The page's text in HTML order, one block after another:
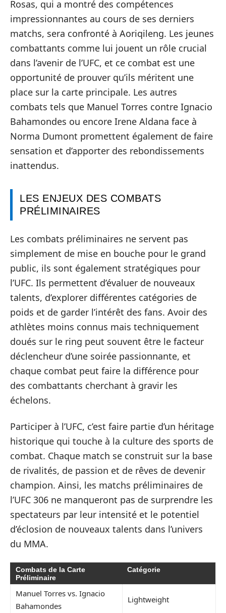
Rosas, qui a montré des compétences
impressionnantes au cours de ses derniers
matchs, sera confronté à Aoriqileng. Les jeunes
combattants comme lui jouent un rôle crucial
dans l’avenir de l’UFC, et ce combat est une
opportunité de prouver qu’ils méritent une
place sur la carte principale. Les autres
combats tels que Manuel Torres contre Ignacio
Bahamondes ou encore Irene Aldana face à
Norma Dumont promettent également de faire
sensation et d’apporter des rebondissements
inattendus.
LES ENJEUX DES COMBATS
PRÉLIMINAIRES
Les combats préliminaires ne servent pas
simplement de mise en bouche pour le grand
public, ils sont également stratégiques pour
l’UFC. Ils permettent d’évaluer de nouveaux
talents, d’explorer différentes catégories de
poids et de garder l’intérêt des fans. Avoir des
athlètes moins connus mais techniquement
doués sur le ring peut souvent être le facteur
déclencheur d’une soirée passionnante, et
chaque combat peut faire la différence pour
des combattants cherchant à gravir les
échelons.
Participer à l’UFC, c’est faire partie d’un héritage
historique qui touche à la culture des sports de
combat. Chaque match se construit sur la base
de rivalités, de passion et de rêves de devenir
champion. Ainsi, les matchs préliminaires de
l’UFC 306 ne manqueront pas de surprendre les
spectateurs par leur intensité et le potentiel
d’éclosion de nouveaux talents dans l’univers
du MMA.
Combats de la Carte
Préliminaire
Catégorie
Manuel Torres vs. Ignacio
Bahamondes
Lightweight